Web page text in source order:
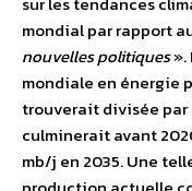
mondial par rapport
nouvelles politiques».
mondiale en énergie
trouverait divisée par
culminerait avant
mb/j en 2035. Une